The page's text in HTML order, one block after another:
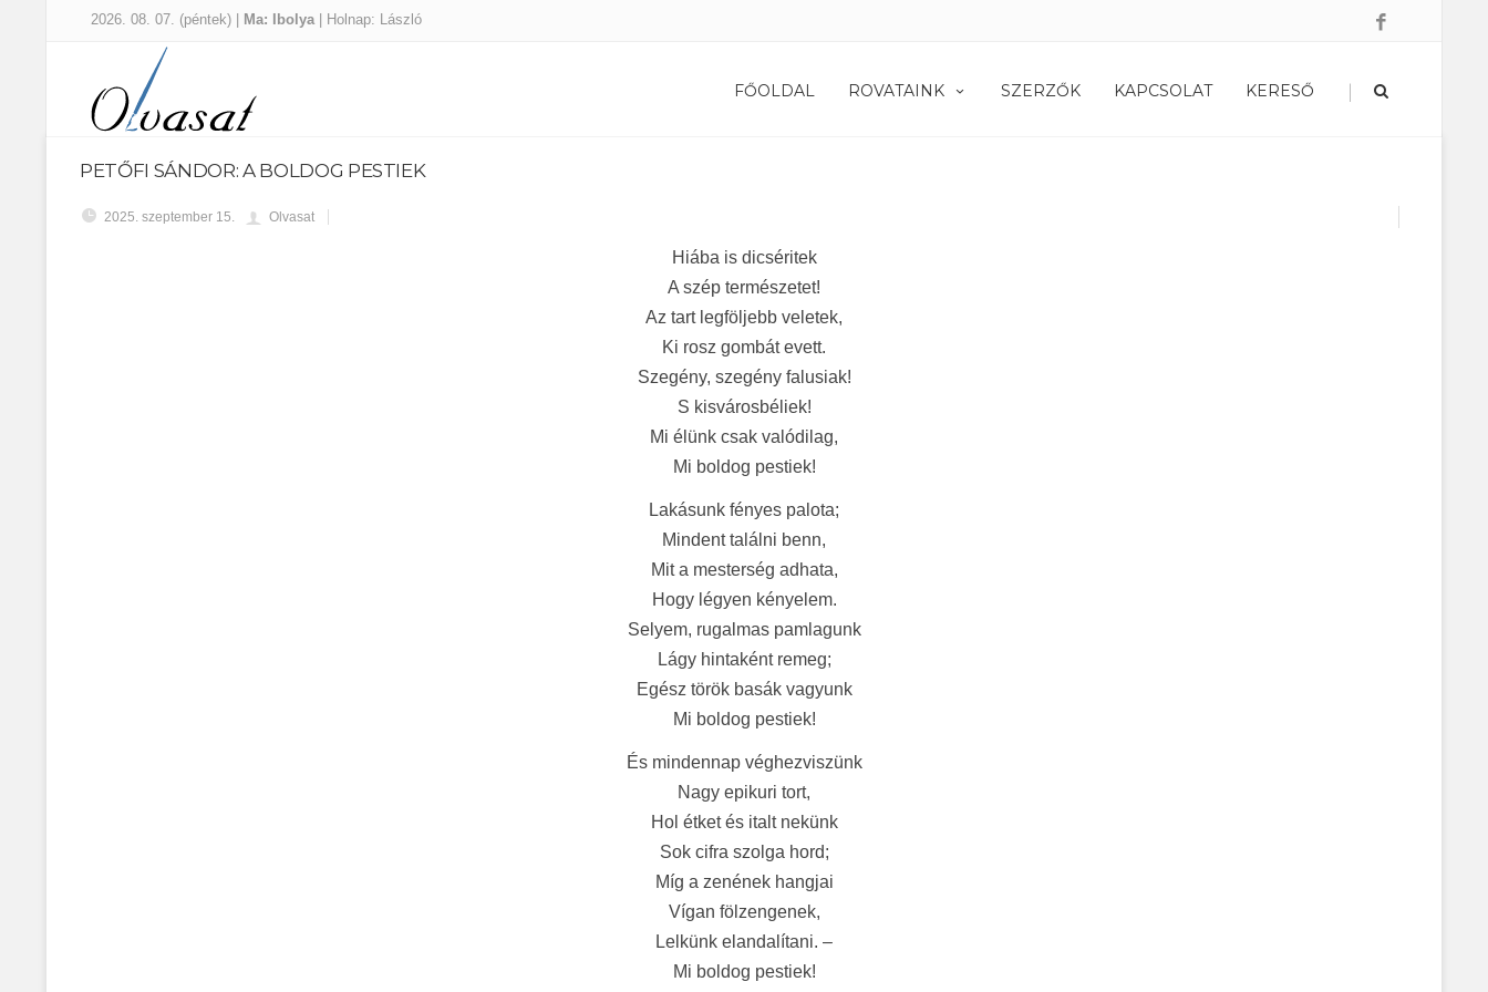
2026. 08. 07. (péntek) | Ma: Ibolya | Holnap: László
FŐOLDAL ROVATAINK SZERZŐK KAPCSOLAT KERESŐ |
PETŐFI SÁNDOR: A BOLDOG PESTIEK
2025. szeptember 15. Olvasat
Hiába is dicséritek
A szép természetet!
Az tart legföljebb veletek,
Ki rosz gombát evett.
Szegény, szegény falusiak!
S kisvárosbéliek!
Mi élünk csak valódilag,
Mi boldog pestiek!
Lakásunk fényes palota;
Mindent találni benn,
Mit a mesterség adhata,
Hogy légyen kényelem.
Selyem, rugalmas pamlagunk
Lágy hintaként remeg;
Egész török basák vagyunk
Mi boldog pestiek!
És mindennap véghezviszünk
Nagy epikuri tort,
Hol étket és italt nekünk
Sok cifra szolga hord;
Míg a zenének hangjai
Vígan fölzengenek,
Lelkünk elandalítani. –
Mi boldog pestiek!